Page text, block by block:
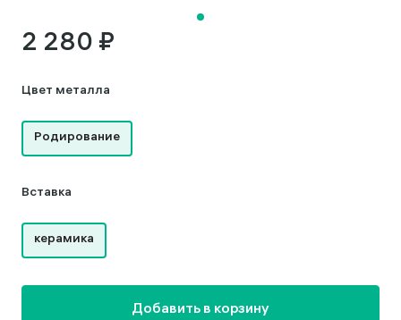
2 280 ₽
Цвет металла
Родирование
Вставка
керамика
Добавить в корзину